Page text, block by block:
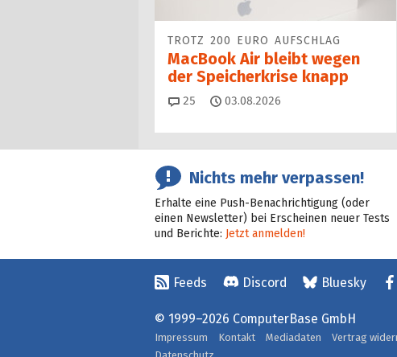
TROTZ 200 EURO AUFSCHLAG
MacBook Air bleibt wegen
der Speicherkrise knapp
25 Kommentare
03.08.2026
Nichts mehr verpassen!
Erhalte eine Push-Benachrichtigung (oder
einen Newsletter) bei Erscheinen neuer Tests
und Berichte: Jetzt anmelden!
Feeds Discord Bluesky
© 1999–2026 ComputerBase GmbH
Impressum Kontakt Mediadaten Vertrag